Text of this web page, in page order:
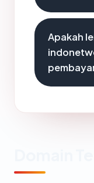
Apakah